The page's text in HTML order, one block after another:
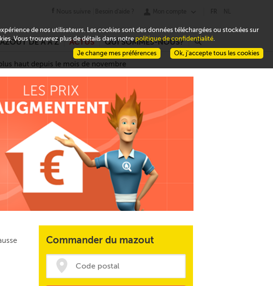
DE A À Z ACTUS QUI SOMMES-NOUS? r
haut depuis le mois de novembre
Commander du mazout
de nos utilisateurs. Les cookies sont des données téléchargées ou stockées sur
Vous trouverez plus de détails dans notre politique de confidentialité.
Ok, j’accepte tous les cookies
Je change mes préférences